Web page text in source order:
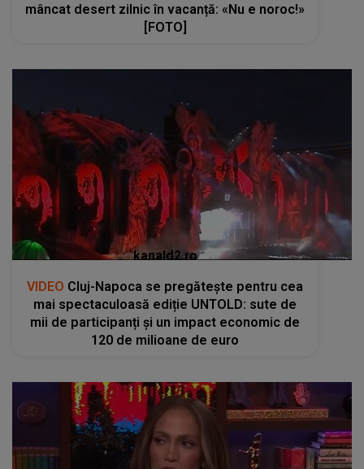
mâncat desert zilnic în vacanță: «Nu e noroc!»
[FOTO]
kanald2.ro
VIDEO Cluj-Napoca se pregătește pentru cea
mai spectaculoasă ediție UNTOLD: sute de
mii de participanți și un impact economic de
120 de milioane de euro